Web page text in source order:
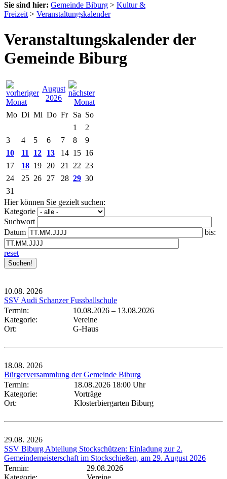
Sie sind hier: Gemeinde Biburg > Kultur &
Freizeit > Veranstaltungskalender
Veranstaltungskalender der
Gemeinde Biburg
August
2026
Mo Di Mi Do Fr Sa So
1
2
3
4 5 6 7 8
9
10
11 12 13 14 15 16
17
18 19 20 21 22 23
24
25 26 27 28 29 30
31
Hier können Sie gezielt suchen:
Kategorie
Suchwort
Datum
bis:
reset
10.08. 2026
SSV Audi Schanzer Fussballschule
Termin:
10.08.2026 – 13.08.2026
Kategorie:
Vereine
Ort:
G-Haus
18.08. 2026
Bürgerversammlung der Gemeinde Biburg
Termin:
18.08.2026 18:00 Uhr
Kategorie:
Vorträge
Ort:
Klosterbiergarten Biburg
29.08. 2026
SSV Biburg Abteilung Stockschützen: Einladung zur 2.
Gemeindemeisterschaft im Stockschießen, am 29. August 2026
Termin:
29.08.2026
Kategorie:
Vereine